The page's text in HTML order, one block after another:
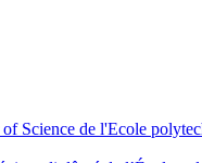
Science de l'Ecole